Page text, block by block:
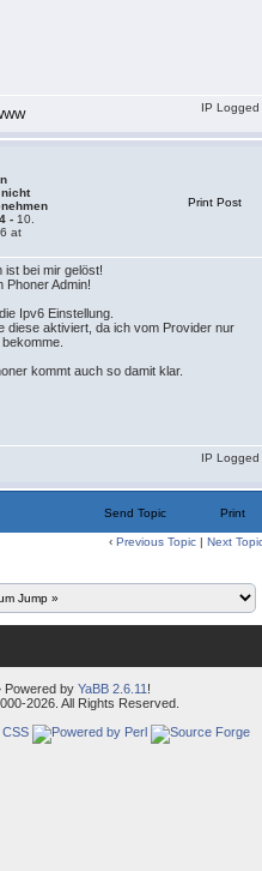
IP Logged
- 10.
at
Print Post
ist bei mir gelöst!
Phoner Admin!
Ipv6 Einstellung.
diese aktiviert, da ich vom Provider nur
kommt auch so damit klar.
IP Logged
Send Topic Print
‹ Previous Topic | Next
by YaBB 2.6.11 !
2026. All Rights Reserved.